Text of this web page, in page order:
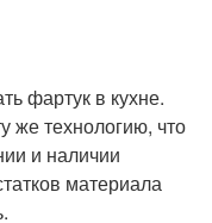
фартук в кухне.
же технологию, что
и наличии
материала